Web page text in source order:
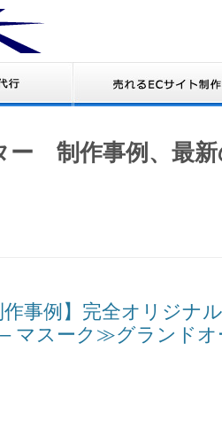
ー 制作事例、最
作事例】完全オリジナ
マスーク≫グランドオ